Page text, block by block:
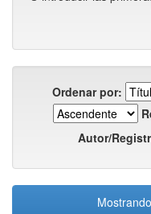
Ordenar por:
Autor/